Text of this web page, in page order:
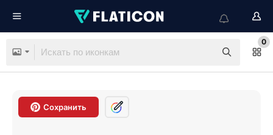
0
Сохранить